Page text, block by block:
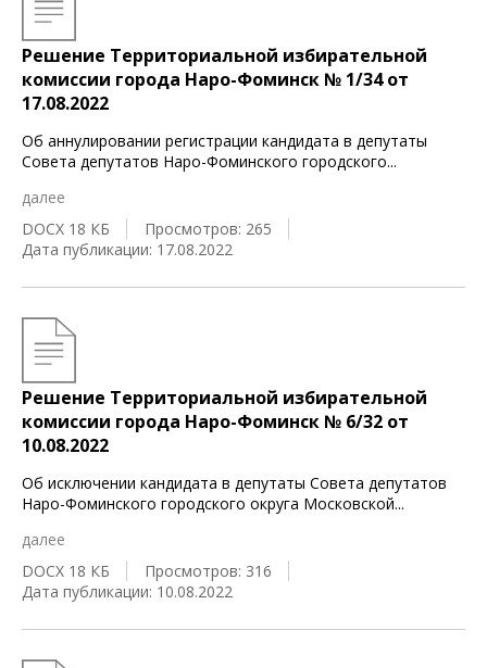
Решение Территориальной избирательной
комиссии города Наро-Фоминск № 1/34 от
17.08.2022
Об аннулировании регистрации кандидата в депутаты
Совета депутатов Наро-Фоминского городского...
далее
DOCX 18 КБ
Просмотров: 265
Дата публикации: 17.08.2022
Решение Территориальной избирательной
комиссии города Наро-Фоминск № 6/32 от
10.08.2022
Об исключении кандидата в депутаты Совета депутатов
Наро-Фоминского городского округа Московской...
далее
DOCX 18 КБ
Просмотров: 316
Дата публикации: 10.08.2022